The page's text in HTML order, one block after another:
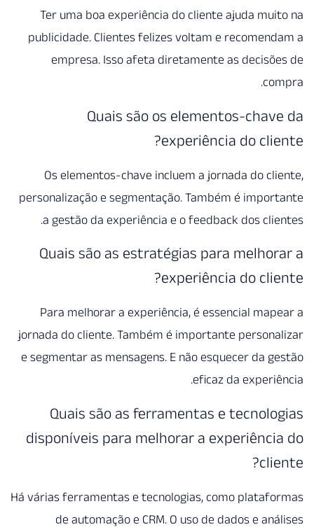
Ter uma boa experiência do cliente ajuda
publicidade. Clientes felizes voltam e
empresa. Isso afeta diretamente as
Quais são os elementos-
experiência do
Os elementos-chave incluem a jornada do
personalização e segmentação. Também é
a gestão da experiência e o feedback dos
Quais são as estratégias para
experiência do
Para melhorar a experiência, é essencial
jornada do cliente. Também é importante
e segmentar as mensagens. E não esquecer da
eficaz da
Quais são as ferramentas e
disponíveis para melhorar a
Há várias ferramentas e tecnologias, como
de automação e CRM. O uso de dados e